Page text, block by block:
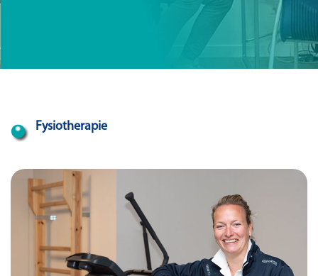
Fysiotherapie